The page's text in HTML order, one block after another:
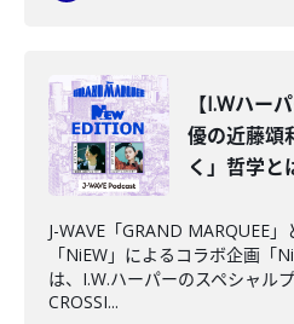
【I.Wハー
優の近藤頌
く」哲学と
J-WAVE「GRAND MARQUEE
「NiEW」によるコラボ企画「
は、I.W.ハーパーのスペシャル
CROSSI...